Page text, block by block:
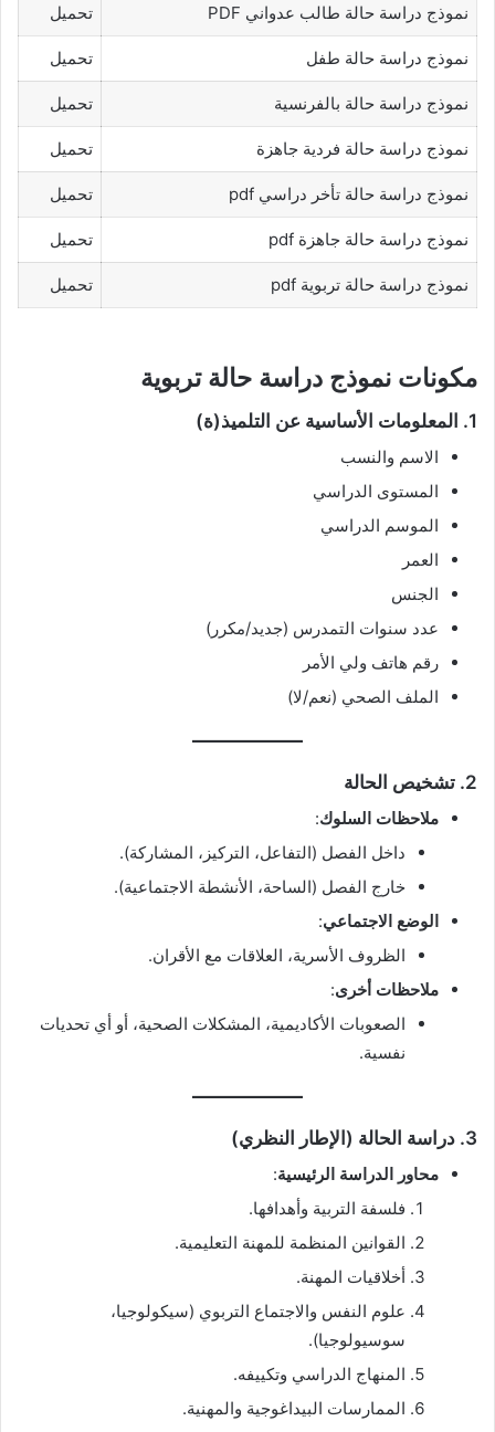
نموذج دراسة حالة طالب عدواني PDF تحميل
نموذج دراسة حالة طفل تحميل
نموذج دراسة حالة بالفرنسية تحميل
نموذج دراسة حالة فردية جاهزة تحميل
نموذج دراسة حالة تأخر دراسي pdf تحميل
نموذج دراسة حالة جاهزة pdf تحميل
نموذج دراسة حالة تربوية pdf تحميل
مكونات نموذج دراسة حالة تربوية
1. المعلومات الأساسية عن التلميذ(ة)
الاسم والنسب
المستوى الدراسي
الموسم الدراسي
العمر
الجنس
عدد سنوات التمدرس (جديد/مكرر)
رقم هاتف ولي الأمر
الملف الصحي (نعم/لا)
2. تشخيص الحالة
ملاحظات السلوك:
داخل الفصل (التفاعل، التركيز، المشاركة).
خارج الفصل (الساحة، الأنشطة الاجتماعية).
الوضع الاجتماعي:
الظروف الأسرية، العلاقات مع الأقران.
ملاحظات أخرى:
الصعوبات الأكاديمية، المشكلات الصحية، أو أي تحديات
نفسية.
3. دراسة الحالة (الإطار النظري)
محاور الدراسة الرئيسية:
فلسفة التربية وأهدافها.
القوانين المنظمة للمهنة التعليمية.
أخلاقيات المهنة.
علوم النفس والاجتماع التربوي (سيكولوجيا،
سوسيولوجيا).
المنهاج الدراسي وتكييفه.
الممارسات البيداغوجية والمهنية.